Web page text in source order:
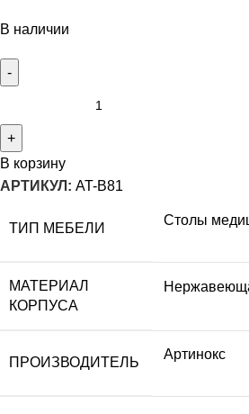
В наличии
В корзину
АРТИКУЛ: AT-B81
ТИП МЕБЕЛИ
Столы
МАТЕРИАЛ
КОРПУСА
ПРОИЗВОДИТЕЛЬ
Артинокс